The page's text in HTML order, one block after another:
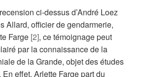
ci-dessus d’André Loez
Allard, officier de gendarmerie,
Farge [2], ce témoignage peut
par la connaissance de la
de la Grande, objet des études
. En effet, Arlette Farge part du